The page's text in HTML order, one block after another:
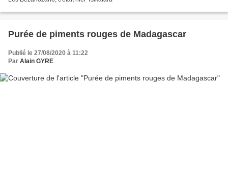
Purée de piments rouges de Madagascar
Publié le 27/08/2020 à 11:22
Par Alain GYRE